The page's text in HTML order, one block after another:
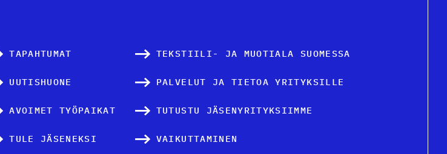
TAPAHTUMAT
UUTISHUONE
AVOIMET TYÖPAIKAT
TULE JÄSENEKSI
TEKSTIILI- JA MUOTIALA SUOMESSA
PALVELUT JA TIETOA YRITYKSILLE
TUTUSTU JÄSENYRITYKSIIMME
VAIKUTTAMINEN